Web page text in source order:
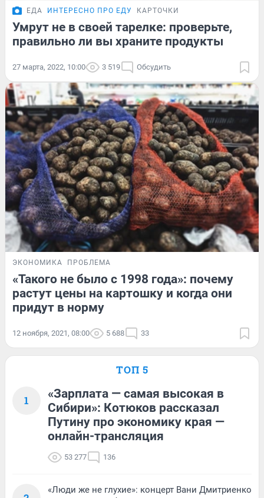
ЕДА ИНТЕРЕСНО ПРО ЕДУ КАРТОЧКИ
Умрут не в своей тарелке: проверьте,
правильно ли вы храните продукты
27 марта, 2022, 10:00 3 519 Обсудить
ЭКОНОМИКА ПРОБЛЕМА
«Такого не было с 1998 года»: почему
растут цены на картошку и когда они
придут в норму
12 ноября, 2021, 08:00 5 688 33
ТОП 5
1
«Зарплата — самая высокая в
Сибири»: Котюков рассказал
Путину про экономику края —
онлайн-трансляция
53 277 136
«Люди же не глухие»: концерт Вани Дмитриенко